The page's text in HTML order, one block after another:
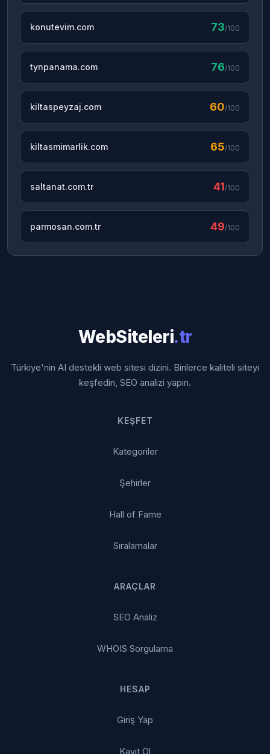
konutevim.com 73/100
tynpanama.com 76/100
kiltaspeyzaj.com 60/100
kiltasmimarlik.com 65/100
saltanat.com.tr 41/100
parmosan.com.tr 49/100
WebSiteleri.tr
Türkiye'nin AI destekli web sitesi dizini. Binlerce kaliteli siteyi
keşfedin, SEO analizi yapın.
KEŞFET
Kategoriler
Şehirler
Hall of Fame
Sıralamalar
ARAÇLAR
SEO Analiz
WHOIS Sorgulama
HESAP
Giriş Yap
Kayıt Ol